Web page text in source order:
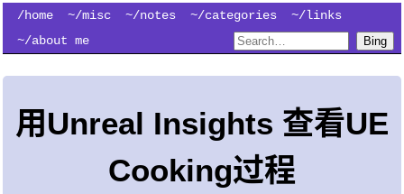
/home ~/misc ~/notes ~/categories
~/links
~/about me
Bing
用Unreal Insights 查看UE
Cooking过程